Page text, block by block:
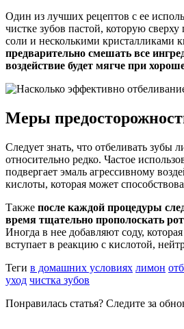
Один из лучших рецептов с ее
чистке зубов пастой, которую
соли и несколькими кристалликами
предварительно смешать все
воздействие будет мягче при
Меры
Следует знать, что отбеливать зубы
относительно редко. Частое
подвергает эмаль агрессивному
кислоты, которая может
Также после каждой процедуры
время тщательно прополоскать
Иногда в нее добавляют соду,
вступает в реакцию с кислотой,
Теги в домашних условиях лимон
уход чистка зубов
Понравилась статья? Следите за